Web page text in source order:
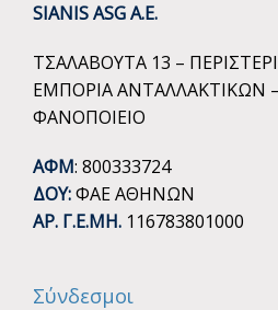
SIANIS ASG A.E.
ΤΣΑΛΑΒΟΥΤΑ 13 – ΠΕΡΙΣΤΕΡΙ
ΕΜΠΟΡΙΑ ΑΝΤΑΛΛΑΚΤΙΚΩΝ
ΦΑΝΟΠΟΙΕΙΟ
ΑΦΜ: 800333724
ΔΟΥ:ΦΑΕ ΑΘΗΝΩΝ
ΑΡ. Γ.Ε.ΜΗ. 116783801000
Σύνδεσμοι